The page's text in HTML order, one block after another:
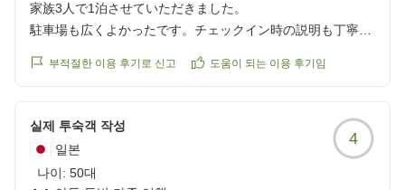
家族3人で1泊させていただきました。
駐車場も広くよかったです。チェックイン時の説明も丁寧で
部屋は古さはありますが清潔でした。
部屋からプールが見え、早朝に掃除・水を溜めておられたの
で感心しました。
ご飯は夜も朝もとても美味しく満足度が高いものでした。
부적절한 이용 후기로 신고 도움이 되는 이용 후기임
실제 투숙객 작성
일본
나이: 50대
4